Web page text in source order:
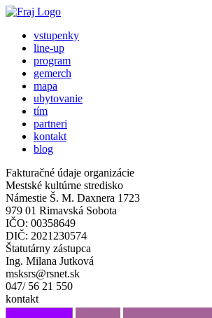
vstupenky
line-up
program
gemerch
mapa
ubytovanie
tím
partneri
kontakt
blog
Fakturačné údaje organizácie
Mestské kultúrne stredisko
Námestie Š. M. Daxnera 1723
979 01 Rimavská Sobota
IČO: 00358649
DIČ: 2021230574
Štatutárny zástupca
Ing. Milana Jutková
msksrs@rsnet.sk
047/ 56 21 550
kontakt
info@fraj.sk